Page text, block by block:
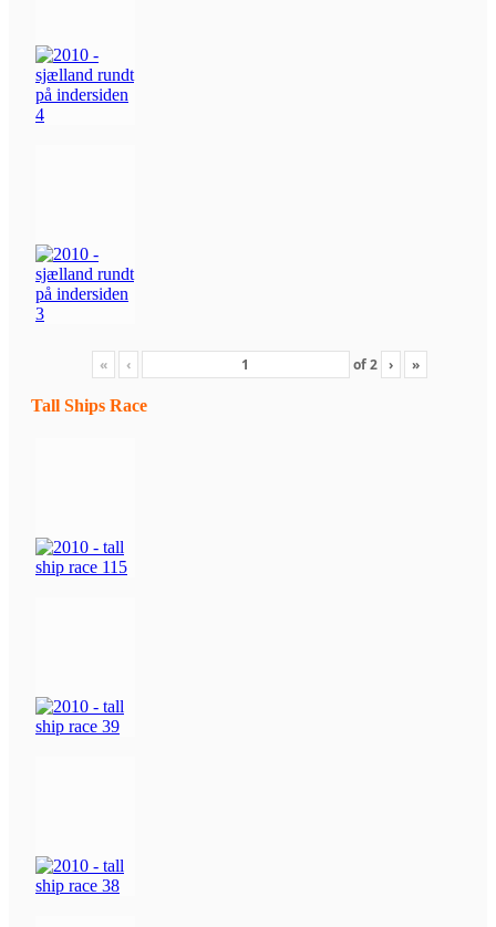
« ‹ of2 › »
Tall Ships Race